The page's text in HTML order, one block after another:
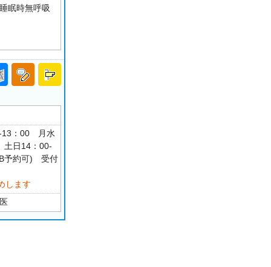
眠時無呼吸
13：00 月水
日14：00-
予約可) 受付
します